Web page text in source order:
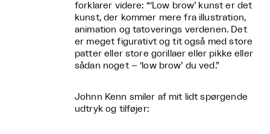
forklarer videre: “‘Low brow’ kunst er det
kunst, der kommer mere fra illustration,
animation og tatoverings verdenen. Det
er meget figurativt og tit også med store
patter eller store gorillaer eller pikke eller
sådan noget – ‘low brow’ du ved.”
Johnn Kenn smiler af mit lidt spørgende
udtryk og tilføjer: